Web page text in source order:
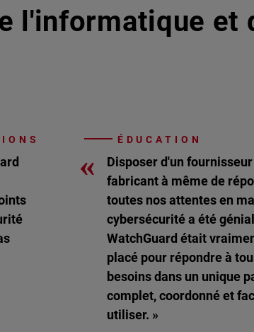
l'informatique et
ÉDUCATION
«
Disposer d'un
fabricant à même de
toutes nos attentes en
cybersécurité a été
WatchGuard était
placé pour répondre à
besoins dans un unique
complet, coordonné et
utiliser. »